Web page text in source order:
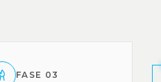
FASE 03